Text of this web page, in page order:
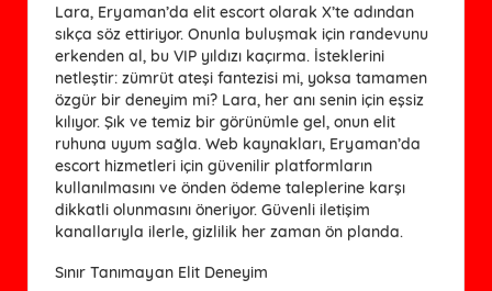
Lara, Eryaman’da elit escort olarak X’te adından
sıkça söz ettiriyor. Onunla buluşmak için randevunu
erkenden al, bu VIP yıldızı kaçırma. İsteklerini
netleştir: zümrüt ateşi fantezisi mi, yoksa tamamen
özgür bir deneyim mi? Lara, her anı senin için eşsiz
kılıyor. Şık ve temiz bir görünümle gel, onun elit
ruhuna uyum sağla. Web kaynakları, Eryaman’da
escort hizmetleri için güvenilir platformların
kullanılmasını ve önden ödeme taleplerine karşı
dikkatli olunmasını öneriyor. Güvenli iletişim
kanallarıyla ilerle, gizlilik her zaman ön planda.
Sınır Tanımayan Elit Deneyim